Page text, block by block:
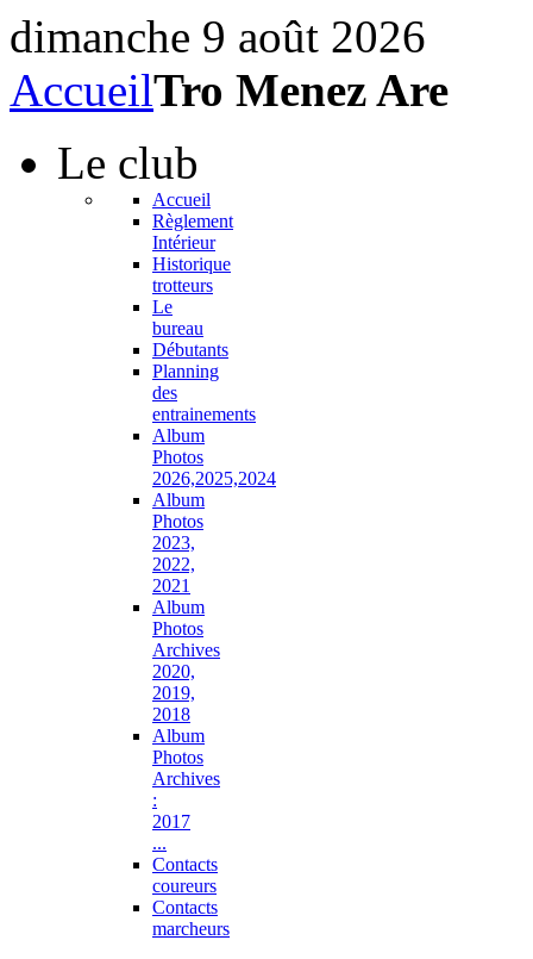
dimanche 9 août 2026
AccueilTro Menez Are
Le club
Accueil
Règlement
Intérieur
Historique
trotteurs
Le
bureau
Débutants
Planning
des
entrainements
Album
Photos
2026,2025,2024
Album
Photos
2023,
2022,
2021
Album
Photos
Archives
2020,
2019,
2018
Album
Photos
Archives
:
2017
...
Contacts
coureurs
Contacts
marcheurs